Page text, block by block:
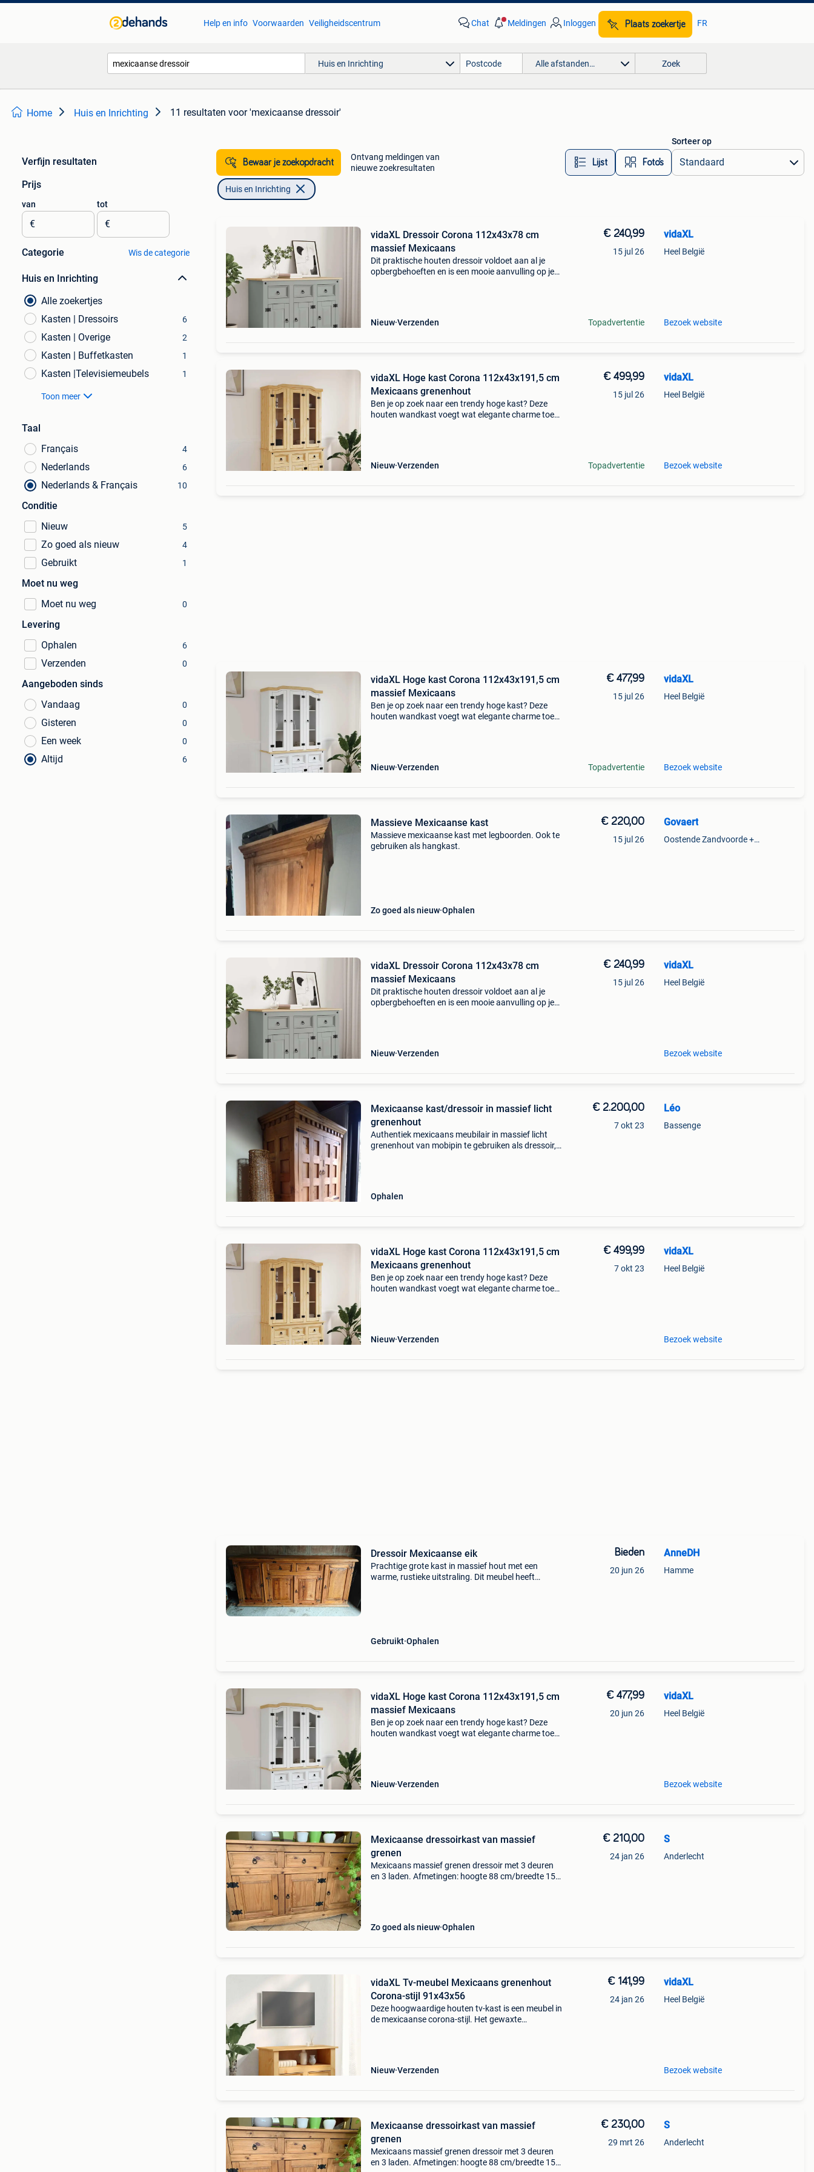
Help en info Voorwaarden Veiligheidscentrum Chat Meldingen Inloggen Plaats zoekertje FR
Huis en Inrichting Alle afstanden… Zoek
Home Huis en Inrichting 11 resultaten voor 'mexicaanse dressoir'
Verfijn resultaten
Prijs
van
€
tot
€
Categorie Wis de categorie
Huis en Inrichting
Alle zoekertjes
Kasten | Dressoirs
6
Kasten | Overige 2
Kasten | Buffetkasten 1
Kasten |Televisiemeubels 1
Toon meer
Taal
Français
4
Nederlands 6
Nederlands & Français 10
Conditie
Nieuw
5
Zo goed als nieuw 4
Gebruikt 1
Moet nu weg
Moet nu weg
0
Levering
Ophalen
6
Verzenden 0
Aangeboden sinds
Vandaag
0
Gisteren 0
Een week 0
Altijd 6
Bewaar je zoekopdracht
Ontvang meldingen van
nieuwe zoekresultaten
Lijst Foto’s
Sorteer op
Huis en Inrichting
vidaXL Dressoir Corona 112x43x78 cm
massief Mexicaans
Dit praktische houten dressoir voldoet aan al je
opbergbehoeften en is een mooie aanvulling op je
Nieuw Verzenden
€ 240,99
15 jul 26
Topadvertentie
vidaXL
Heel België
Bezoek website
vidaXL Hoge kast Corona 112x43x191,5 cm
Mexicaans grenenhout
Ben je op zoek naar een trendy hoge kast? Deze
houten wandkast voegt wat elegante charme toe
Nieuw Verzenden
€ 499,99
15 jul 26
Topadvertentie
vidaXL
Heel België
Bezoek website
vidaXL Hoge kast Corona 112x43x191,5 cm
massief Mexicaans
Ben je op zoek naar een trendy hoge kast? Deze
houten wandkast voegt wat elegante charme toe
Nieuw Verzenden
€ 477,99
15 jul 26
Topadvertentie
vidaXL
Heel België
Bezoek website
Massieve Mexicaanse kast
Massieve mexicaanse kast met legboorden. Ook te
gebruiken als hangkast.
Zo goed als nieuw Ophalen
€ 220,00
15 jul 26
Govaert
Oostende Zandvoorde +Oostende
vidaXL Dressoir Corona 112x43x78 cm
massief Mexicaans
Dit praktische houten dressoir voldoet aan al je
opbergbehoeften en is een mooie aanvulling op je
Nieuw Verzenden
€ 240,99
15 jul 26
vidaXL
Heel België
Bezoek website
Mexicaanse kast/dressoir in massief licht
grenenhout
Authentiek mexicaans meubilair in massief licht
grenenhout van mobipin te gebruiken als dressoir,
Ophalen
€ 2.200,00
7 okt 23
Léo
Bassenge
vidaXL Hoge kast Corona 112x43x191,5 cm
Mexicaans grenenhout
Ben je op zoek naar een trendy hoge kast? Deze
houten wandkast voegt wat elegante charme toe
Nieuw Verzenden
€ 499,99
7 okt 23
vidaXL
Heel België
Bezoek website
Dressoir Mexicaanse eik
Prachtige grote kast in massief hout met een
warme, rustieke uitstraling. Dit meubel heeft
Gebruikt Ophalen
Bieden
20 jun 26
AnneDH
Hamme
vidaXL Hoge kast Corona 112x43x191,5 cm
massief Mexicaans
Ben je op zoek naar een trendy hoge kast? Deze
houten wandkast voegt wat elegante charme toe
Nieuw Verzenden
€ 477,99
20 jun 26
vidaXL
Heel België
Bezoek website
Mexicaanse dressoirkast van massief
grenen
Mexicaans massief grenen dressoir met 3 deuren
en 3 laden. Afmetingen: hoogte 88 cm/breedte 154
Zo goed als nieuw Ophalen
€ 210,00
24 jan 26
S
Anderlecht
vidaXL Tv-meubel Mexicaans grenenhout
Corona-stijl 91x43x56
Deze hoogwaardige houten tv-kast is een meubel in
de mexicaanse corona-stijl. Het gewaxte
Nieuw Verzenden
€ 141,99
24 jan 26
vidaXL
Heel België
Bezoek website
Mexicaanse dressoirkast van massief
grenen
Mexicaans massief grenen dressoir met 3 deuren
en 3 laden. Afmetingen: hoogte 88 cm/breedte 154
€ 230,00
29 mrt 26
S
Anderlecht